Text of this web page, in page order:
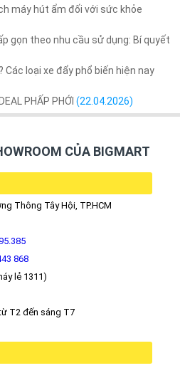
máy hút ẩm đối với sức khỏe
gọn theo nhu cầu sử dụng: Bí quyết
Các loại xe đẩy phổ biến hiện nay
PHẤP PHỚI (22.04.2026)
CỦA BIGMART
Thông Tây Hội, TP.HCM
868
lẻ 1311)
T2 đến sáng T7